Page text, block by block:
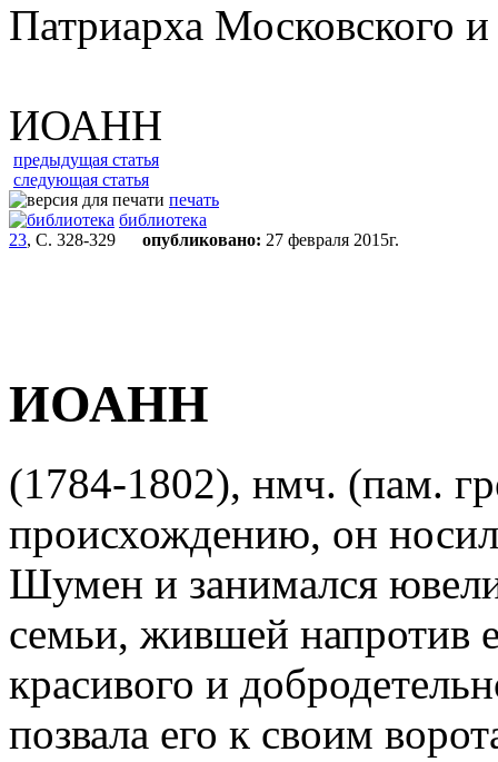
Патриарха Московского
ИОАНН
предыдущая статья
следующая статья
печать
библиотека
23, С. 328-329 опубликовано: 27 февраля 2015г.
ИОАНН
(1784-1802), нмч. (пам.
происхождению, он
Шумен и занимался
семьи, жившей напротив
красивого и
позвала его к своим